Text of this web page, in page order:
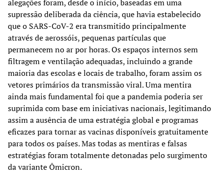
alegações foram, desde o início, baseadas em uma
supressão deliberada da ciência, que havia estabelecido
que o SARS-CoV-2 era transmitido principalmente
através de aerossóis, pequenas partículas que
permanecem no ar por horas. Os espaços internos sem
filtragem e ventilação adequadas, incluindo a grande
maioria das escolas e locais de trabalho, foram assim os
vetores primários da transmissão viral. Uma mentira
ainda mais fundamental foi que a pandemia poderia ser
suprimida com base em iniciativas nacionais, legitimando
assim a ausência de uma estratégia global e programas
eficazes para tornar as vacinas disponíveis gratuitamente
para todos os países. Mas todas as mentiras e falsas
estratégias foram totalmente detonadas pelo surgimento
da variante Ômicron.